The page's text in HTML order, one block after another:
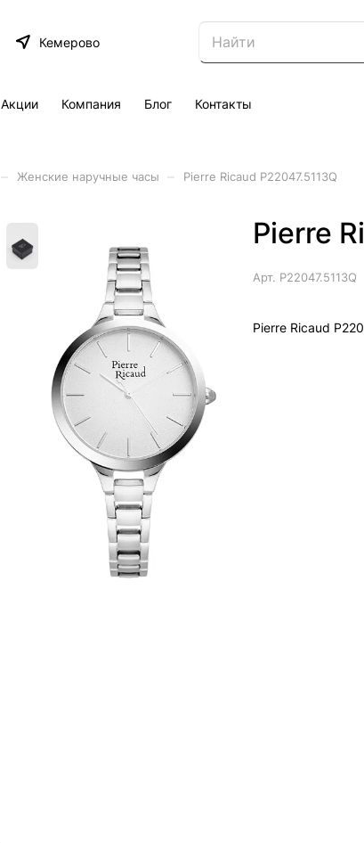
Кемерово
Акции Компания Блог Контакты
Женские наручные часы Pierre Ricaud P22047.5113Q
Pierre
Арт. P22047.5113Q
Pierre Ricaud